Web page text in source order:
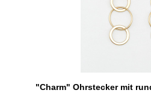
"Charm" Ohrstecker mit